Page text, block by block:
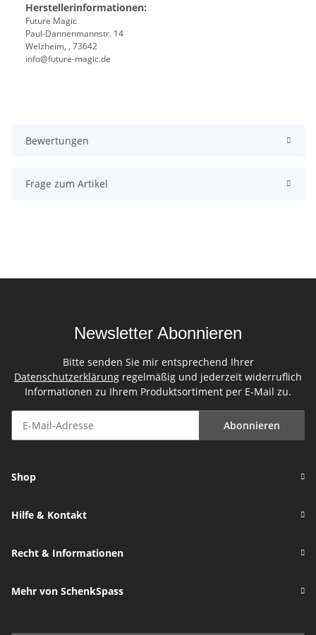
Herstellerinformationen:
Future Magic
Paul-Dannenmannstr. 14
Welzheim, , 73642
info@future-magic.de
Bewertungen
Frage zum Artikel
Newsletter Abonnieren
Bitte senden Sie mir entsprechend Ihrer
Datenschutzerklärung regelmäßig und jederzeit widerruflich
Informationen zu Ihrem Produktsortiment per E-Mail zu.
Abonnieren
Shop
Hilfe & Kontakt
Recht & Informationen
Mehr von SchenkSpass